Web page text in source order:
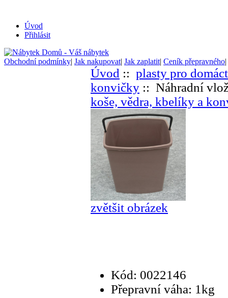
Úvod
Přihlásit
Obchodní podmínky| Jak nakupovat| Jak zaplatit| Ceník přepravného|
Úvod :: plasty pro
konvičky :: Náhradní
koše, vědra, kbelíky a
zvětšit obrázek
Kód: 0022146
Přepravní váha: 1kg